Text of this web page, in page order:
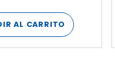
AL CARRITO